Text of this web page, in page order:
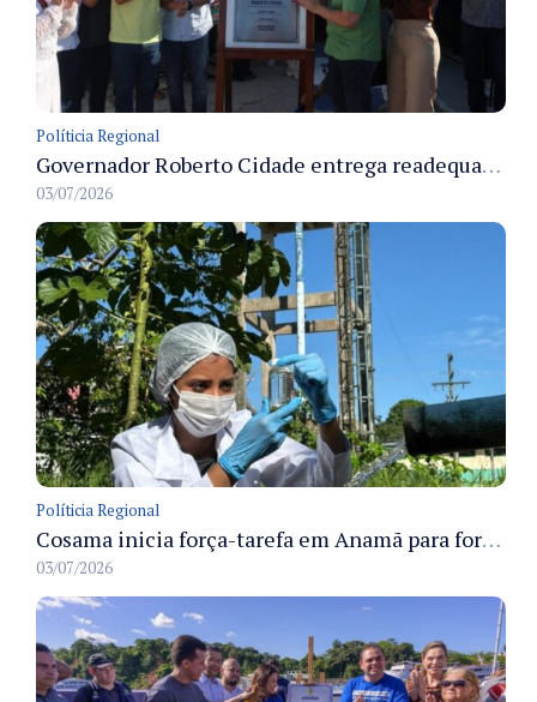
Políticia Regional
Governador Roberto Cidade entrega readequação do ambulatório da FCecon e amplia capacidade de atendimento oncológico em Manaus
03/07/2026
Políticia Regional
Cosama inicia força-tarefa em Anamã para fortalecer abastecimento de água e segurança hídrica da população
03/07/2026